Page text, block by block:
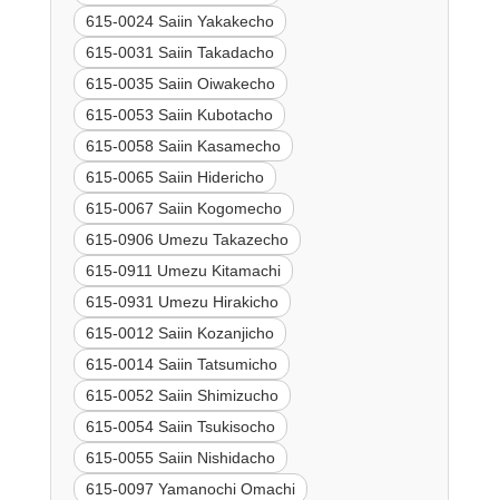
615-0024 Saiin Yakakecho
615-0031 Saiin Takadacho
615-0035 Saiin Oiwakecho
615-0053 Saiin Kubotacho
615-0058 Saiin Kasamecho
615-0065 Saiin Hidericho
615-0067 Saiin Kogomecho
615-0906 Umezu Takazecho
615-0911 Umezu Kitamachi
615-0931 Umezu Hirakicho
615-0012 Saiin Kozanjicho
615-0014 Saiin Tatsumicho
615-0052 Saiin Shimizucho
615-0054 Saiin Tsukisocho
615-0055 Saiin Nishidacho
615-0097 Yamanochi Omachi